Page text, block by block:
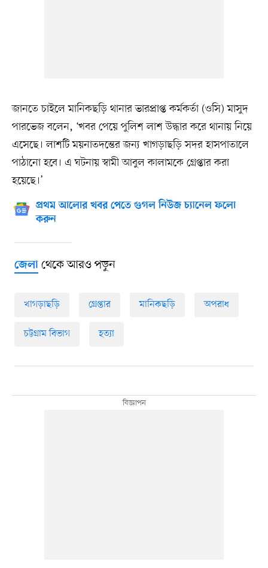
জানতে চাইলে মানিকছড়ি থানার ভারপ্রাপ্ত কর্মকর্তা (ওসি) মাসুদ
পারভেজ বলেন, ‘খবর পেয়ে পুলিশ লাশ উদ্ধার করে থানায় নিয়ে
এসেছে। লাশটি ময়নাতদন্তের জন্য খাগড়াছড়ি সদর হাসপাতালে
পাঠানো হবে। এ ঘটনায় স্বামী আবুল কালামকে গ্রেপ্তার করা
হয়েছে।’
প্রথম আলোর খবর পেতে গুগল নিউজ চ্যানেল ফলো
করুন
জেলাথেকে আরও পড়ুন
খাগড়াছড়ি গ্রেপ্তার মানিকছড়ি অপরাধ
চট্টগ্রাম বিভাগ হত্যা